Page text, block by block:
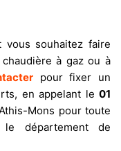
vous souhaitez faire
à gaz ou à
pour fixer un
en appelant le 01
Mons pour toute
le département de